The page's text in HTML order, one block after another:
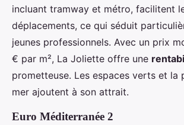
incluant tramway et métro, facilitent
déplacements, ce qui séduit
jeunes professionnels. Avec un prix
€ par m², La Joliette offre une
prometteuse. Les espaces verts et la
mer ajoutent à son attrait.
Euro Méditerranée 2